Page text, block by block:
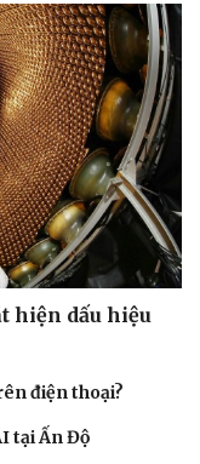
hiện dấu hiệu
điện thoại?
tại Ấn Độ